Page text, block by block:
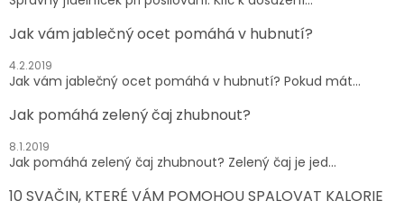
Jak vám jablečný ocet pomáhá v hubnutí?
4.2.2019
Jak vám jablečný ocet pomáhá v hubnutí? Pokud mát...
Jak pomáhá zelený čaj zhubnout?
8.1.2019
Jak pomáhá zelený čaj zhubnout? Zelený čaj je jed...
10 SVAČIN, KTERÉ VÁM POMOHOU SPALOVAT KALORIE